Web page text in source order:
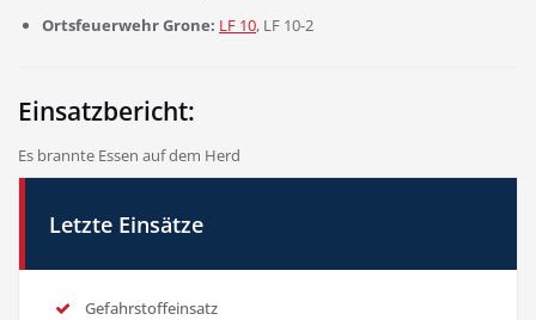
Ortsfeuerwehr Grone: LF 10, LF 10-2
Einsatzbericht:
Es brannte Essen auf dem Herd
Letzte Einsätze
Gefahrstoffeinsatz